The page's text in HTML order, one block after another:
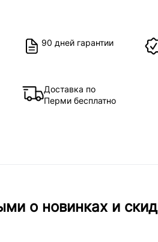
90 дней гарантии
Доставка по
Перми бесплатно
о новинках и